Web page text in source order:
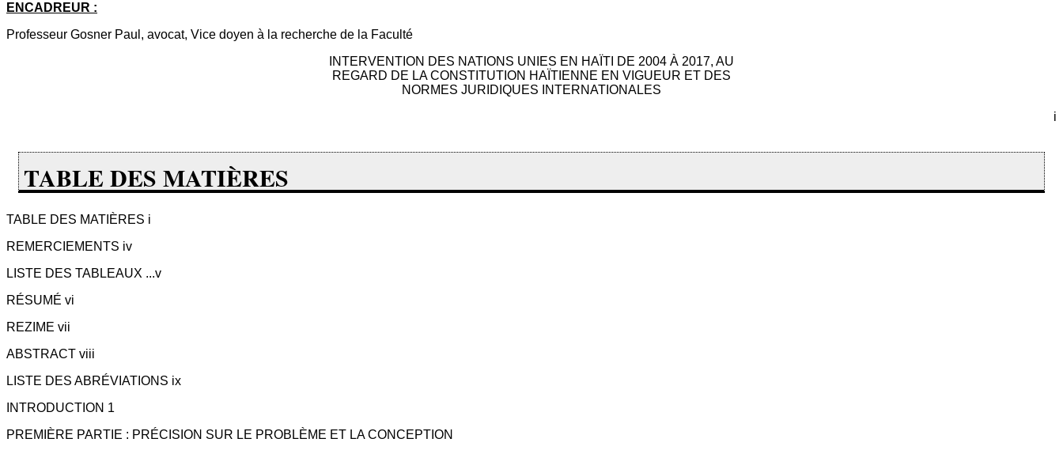
ENCADREUR :
Professeur Gosner Paul, avocat, Vice doyen à la recherche de la Faculté
INTERVENTION DES NATIONS UNIES EN HAÏTI DE 2004 À 2017, AU
REGARD DE LA CONSTITUTION HAÏTIENNE EN VIGUEUR ET DES
NORMES JURIDIQUES INTERNATIONALES
i
TABLE DES MATIÈRES
TABLE DES MATIÈRES i
REMERCIEMENTS iv
LISTE DES TABLEAUX ...v
RÉSUMÉ vi
REZIME vii
ABSTRACT viii
LISTE DES ABRÉVIATIONS ix
INTRODUCTION 1
PREMIÈRE PARTIE : PRÉCISION SUR LE PROBLÈME ET LA CONCEPTION